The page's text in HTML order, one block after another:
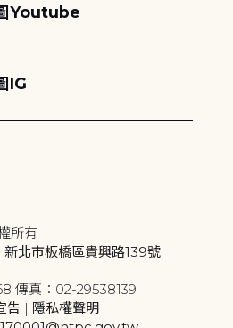
Youtube
IG
所有
北市板橋區貴興路139號
傳真：02-29538139
告 | 隱私權聲明